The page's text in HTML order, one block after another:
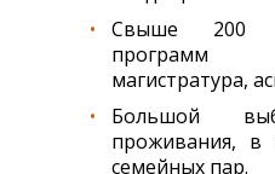
Свыше 200
программ
магистратура,
Большой
проживания,
семейных пар.